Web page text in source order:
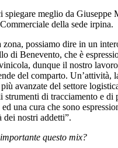
spiegare meglio da Giuseppe
della sede irpina.
zona, possiamo dire in un
di Benevento, che è
dunque il nostro
del comparto. Un’attività,
avanzate del settore
strumenti di tracciamento e di
una cura che sono
dei nostri addetti”.
questo mix?